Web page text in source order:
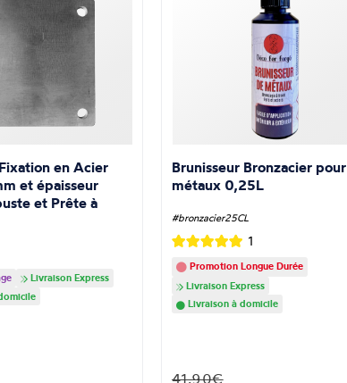
en Acier
et épaisseur
et Prête à
Livraison Express
Brunisseur Bronzacier pour
métaux 0,25L
#bronzacier25CL
1
Promotion Longue Durée
Livraison Express
Livraison à domicile
41.90€